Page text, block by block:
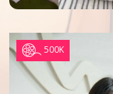
500K